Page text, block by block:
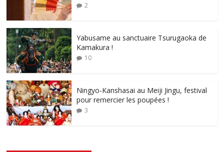
2
Yabusame au sanctuaire Tsurugaoka de
Kamakura !
10
Ningyo-Kanshasai au Meiji Jingu, festival
pour remercier les poupées !
3